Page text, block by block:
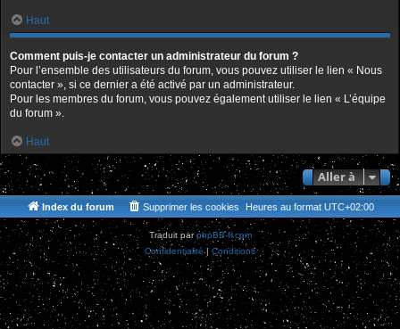
Haut
Comment puis-je contacter un administrateur du forum ?
Pour l’ensemble des utilisateurs du forum, vous pouvez utiliser le lien « Nous
contacter », si ce dernier a été activé par un administrateur.
Pour les membres du forum, vous pouvez également utiliser le lien « L’équipe
du forum ».
Haut
Aller à
Index du forum Heures au format UTC+02:00
Supprimer les cookies
Traduit parphpBB-fr.com
Confidentialité|Conditions